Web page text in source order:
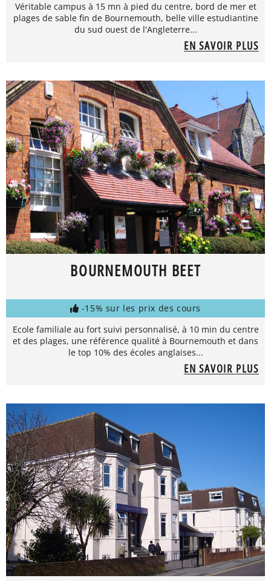
Véritable campus à 15 mn à pied du centre, bord de mer et
plages de sable fin de Bournemouth, belle ville estudiantine
du sud ouest de l'Angleterre...
EN SAVOIR PLUS
BOURNEMOUTH BEET
-15% sur les prix des cours
Ecole familiale au fort suivi personnalisé, à 10 min du centre
et des plages, une référence qualité à Bournemouth et dans
le top 10% des écoles anglaises...
EN SAVOIR PLUS